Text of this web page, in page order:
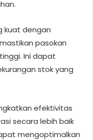
kuat dengan
pasokan
Ini dapat
stok yang
efektivitas
secara lebih baik
mengoptimalkan